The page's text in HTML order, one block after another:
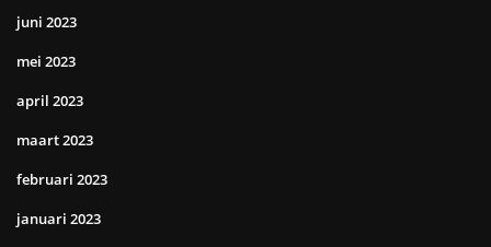
juni 2023
mei 2023
april 2023
maart 2023
februari 2023
januari 2023